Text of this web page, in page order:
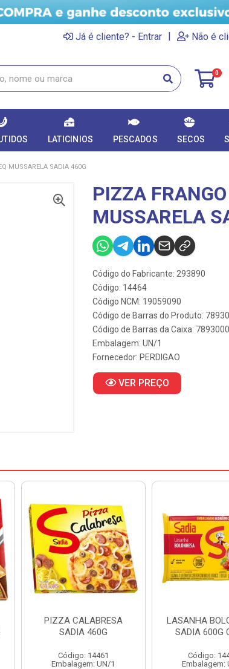
Já é cliente? - Entrar | Não é
0
LATICINIOS PESCADOS SECOS
MUSSARELA SADIA 460G
PIZZA
MUSSARELA
Código do Fabricante: 293890
Código: 14464
Código NCM: 19059090
Código de Barras do Produto:
Código de Barras da Caixa:
Embalagem: UN/1
Fornecedor: PERDIGAO
VER PREÇO
PIZZA CALABRESA
SADIA 460G
Código: 14461
Embalagem: UN/1
LASANHA
SADIA 600G
Código:
Embalagem: